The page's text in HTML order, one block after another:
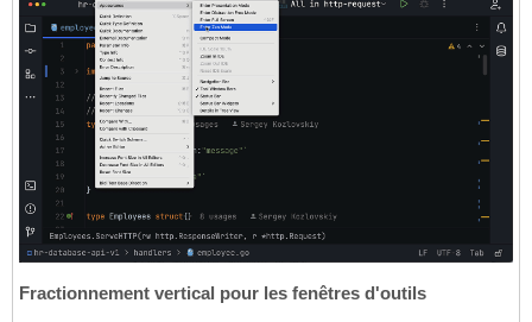
Fractionnement vertical pour les fenêtres d'outils